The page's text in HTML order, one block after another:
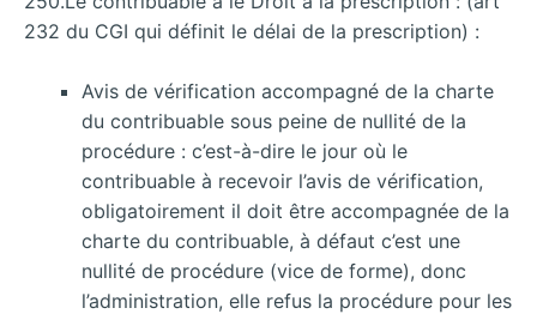
232 du CGI qui définit le délai de la prescription) :
Avis de vérification accompagné de la charte
du contribuable sous peine de nullité de la
procédure : c’est-à-dire le jour où le
contribuable à recevoir l’avis de vérification,
obligatoirement il doit être accompagnée de la
charte du contribuable, à défaut c’est une
nullité de procédure (vice de forme), donc
l’administration, elle refus la procédure pour les